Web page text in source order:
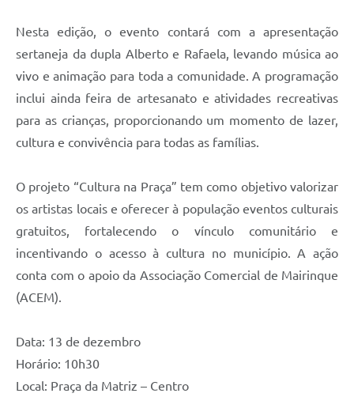
Nesta edição, o evento contará com a apresentação
sertaneja da dupla Alberto e Rafaela, levando música ao
vivo e animação para toda a comunidade. A programação
inclui ainda feira de artesanato e atividades recreativas
para as crianças, proporcionando um momento de lazer,
cultura e convivência para todas as famílias.
O projeto “Cultura na Praça” tem como objetivo valorizar
os artistas locais e oferecer à população eventos culturais
gratuitos, fortalecendo o vínculo comunitário e
incentivando o acesso à cultura no município. A ação
conta com o apoio da Associação Comercial de Mairinque
(ACEM).
Data: 13 de dezembro
Horário: 10h30
Local: Praça da Matriz – Centro